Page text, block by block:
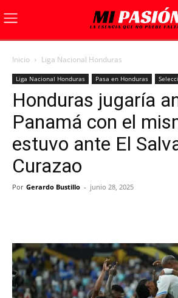
Inicio Liga Nacional Honduras
Liga Nacional Honduras Pasa en Honduras
Honduras jugaría
Panamá con el
estuvo ante El
Curazao
Por Gerardo Bustillo - junio 28, 2025